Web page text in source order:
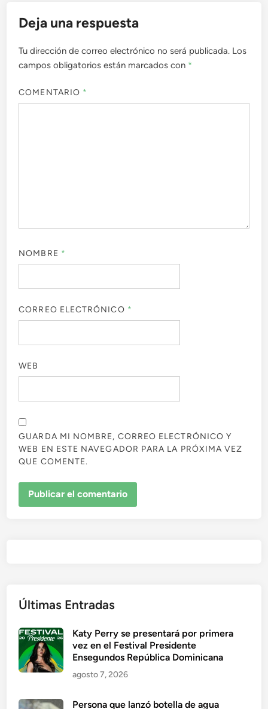
Deja una respuesta
Tu dirección de correo electrónico no será publicada. Los
campos obligatorios están marcados con *
COMENTARIO *
NOMBRE *
CORREO ELECTRÓNICO *
WEB
GUARDA MI NOMBRE, CORREO ELECTRÓNICO Y
WEB EN ESTE NAVEGADOR PARA LA PRÓXIMA VEZ
QUE COMENTE.
Últimas Entradas
Katy Perry se presentará por primera
vez en el Festival Presidente
Ensegundos República Dominicana
agosto 7, 2026
Persona que lanzó botella de agua